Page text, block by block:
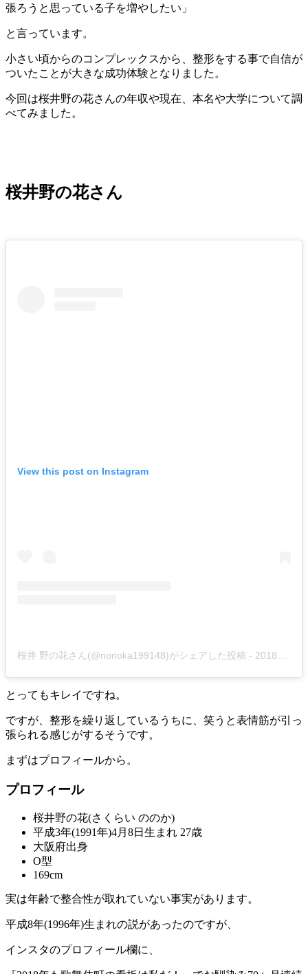
張ろうと思っている子を増やしたい」
と言っています。
小さい頃からのコンプレックスから、整形をする事で自信が
ついたことが大きな成功体験となりました。
今回は桜井野の花さんの年収や現在、本名や大学について調
べてみました。
桜井野の花さん
View this post on Instagram
桜井 野の花さん(@nonoka199148)がシェアした投稿 - 2018年10月月8日午前2時30分PDT
とってもキレイですね。
ですが、整形を繰り返しているうちに、笑うと表情筋が引っ
張られる感じがするそうです。
まずはプロフィールから。
プロフィール
桜井野の花(さくらい ののか)
平成3年(1991年)4月8日生まれ 27歳
大阪府出身
O型
169cm
実は年齢で整合性が取れていない事実があります。
平成8年(1996年)生まれの説があったのですが、
インスタのプロフィール欄に、